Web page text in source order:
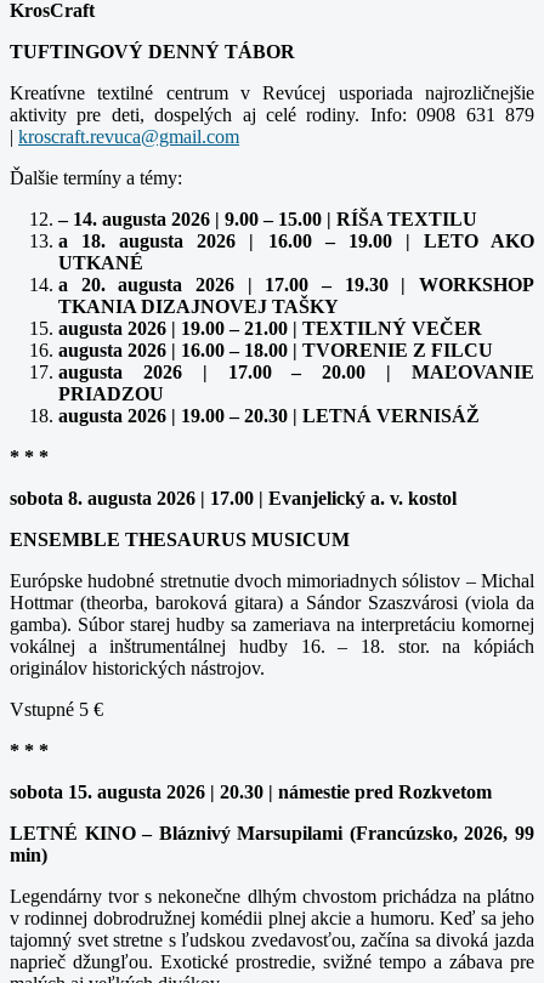
KrosCraft
TUFTINGOVÝ DENNÝ TÁBOR
Kreatívne textilné centrum v Revúcej usporiada najrozličnejšie
aktivity pre deti, dospelých aj celé rodiny. Info: 0908 631 879
|
Ďalšie termíny a témy:
– 14. augusta 2026 | 9.00 – 15.00 | RÍŠA TEXTILU
a 18. augusta 2026 | 16.00 – 19.00 | LETO AKO
UTKANÉ
a 20. augusta 2026 | 17.00 – 19.30 | WORKSHOP
TKANIA DIZAJNOVEJ TAŠKY
augusta 2026 | 19.00 – 21.00 | TEXTILNÝ VEČER
augusta 2026 | 16.00 – 18.00 | TVORENIE Z FILCU
augusta 2026 | 17.00 – 20.00 | MAĽOVANIE
PRIADZOU
augusta 2026 | 19.00 – 20.30 | LETNÁ VERNISÁŽ
* * *
sobota 8. augusta 2026 | 17.00 | Evanjelický a. v. kostol
ENSEMBLE THESAURUS MUSICUM
Európske hudobné stretnutie dvoch mimoriadnych sólistov – Michal
Hottmar (theorba, baroková gitara) a Sándor Szaszvárosi (viola da
gamba). Súbor starej hudby sa zameriava na interpretáciu komornej
vokálnej a inštrumentálnej hudby 16. – 18. stor. na kópiách
originálov historických nástrojov.
Vstupné 5 €
* * *
sobota 15. augusta 2026 | 20.30 | námestie pred Rozkvetom
LETNÉ KINO – Bláznivý Marsupilami (Francúzsko, 2026, 99
min)
Legendárny tvor s nekonečne dlhým chvostom prichádza na plátno
v rodinnej dobrodružnej komédii plnej akcie a humoru. Keď sa jeho
tajomný svet stretne s ľudskou zvedavosťou, začína sa divoká jazda
naprieč džungľou. Exotické prostredie, svižné tempo a zábava pre